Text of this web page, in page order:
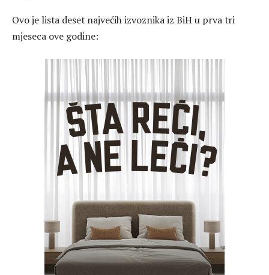
Ovo je lista deset najvećih izvoznika iz BiH u prva tri
mjeseca ove godine: